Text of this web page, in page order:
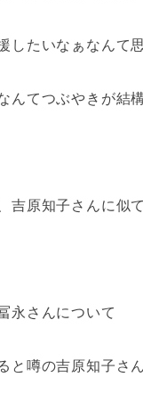
したいなぁなんて
んてつぶやきが結
吉原知子さんに似
永さんについて
と噂の吉原知子さ